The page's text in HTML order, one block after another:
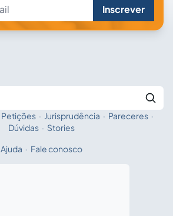
Inscrever
Fale com a IA
Petições · Jurisprudência · Pareceres ·
Dúvidas · Stories
Ajuda · Fale conosco